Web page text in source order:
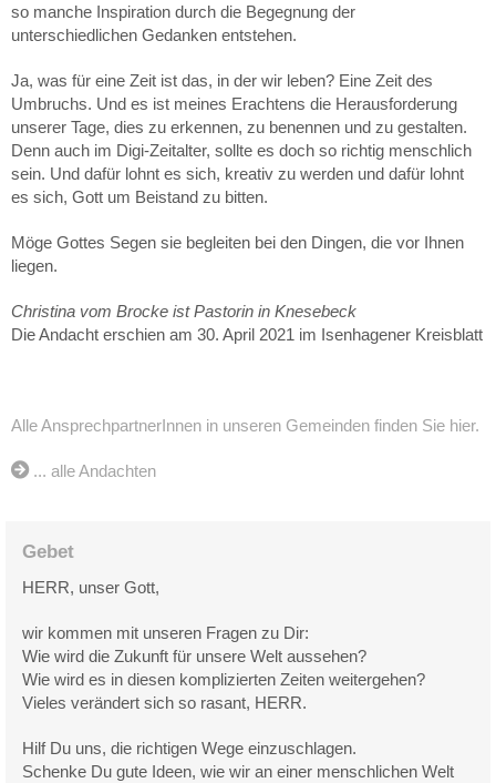
so manche Inspiration durch die Begegnung der
unterschiedlichen Gedanken entstehen.
Ja, was für eine Zeit ist das, in der wir leben? Eine Zeit des
Umbruchs. Und es ist meines Erachtens die Herausforderung
unserer Tage, dies zu erkennen, zu benennen und zu gestalten.
Denn auch im Digi-Zeitalter, sollte es doch so richtig menschlich
sein. Und dafür lohnt es sich, kreativ zu werden und dafür lohnt
es sich, Gott um Beistand zu bitten.
Möge Gottes Segen sie begleiten bei den Dingen, die vor Ihnen
liegen.
Christina vom Brocke ist Pastorin in Knesebeck
Die Andacht erschien am 30. April 2021 im Isenhagener Kreisblatt
Alle AnsprechpartnerInnen in unseren Gemeinden finden Sie hier.
... alle Andachten
Gebet
HERR, unser Gott,
wir kommen mit unseren Fragen zu Dir:
Wie wird die Zukunft für unsere Welt aussehen?
Wie wird es in diesen komplizierten Zeiten weitergehen?
Vieles verändert sich so rasant, HERR.
Hilf Du uns, die richtigen Wege einzuschlagen.
Schenke Du gute Ideen, wie wir an einer menschlichen Welt